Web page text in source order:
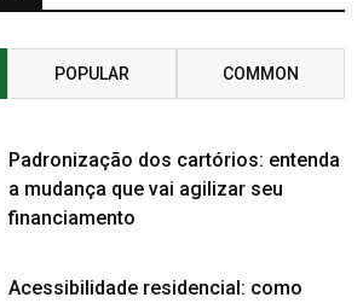
POPULAR COMMON
Padronização dos cartórios: entenda
a mudança que vai agilizar seu
financiamento
Acessibilidade residencial: como